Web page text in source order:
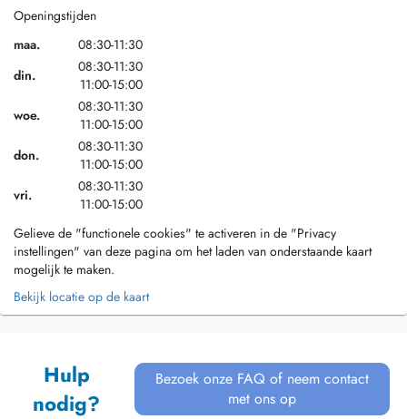
Openingstijden
maa.
08:30-11:30
din.
08:30-11:30
11:00-15:00
woe.
08:30-11:30
11:00-15:00
don.
08:30-11:30
11:00-15:00
vri.
08:30-11:30
11:00-15:00
Gelieve de "functionele cookies" te activeren in de "Privacy
instellingen" van deze pagina om het laden van onderstaande kaart
mogelijk te maken.
Bekijk locatie op de kaart
Hulp
nodig?
Bezoek onze FAQ of neem contact
met ons op